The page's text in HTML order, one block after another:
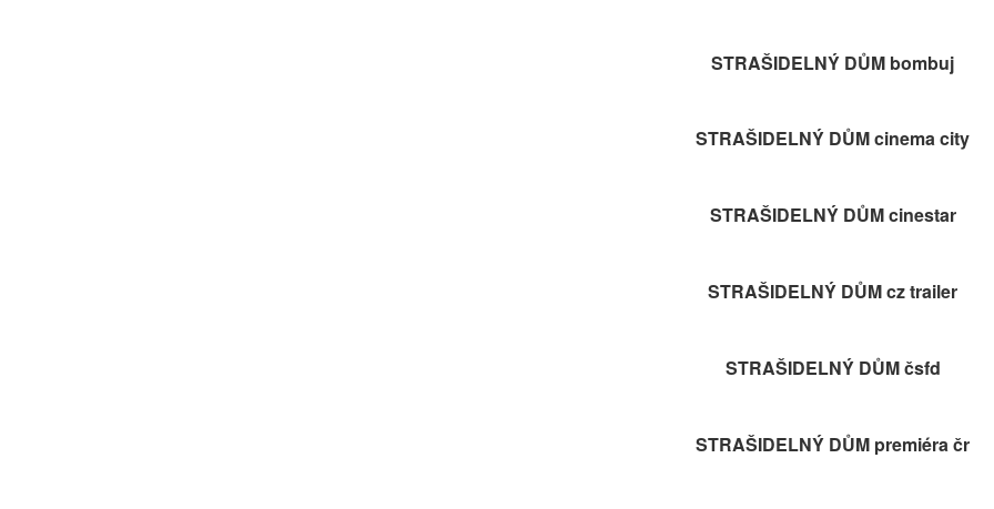
STRAŠIDELNÝ DŮM bombuj
STRAŠIDELNÝ DŮM cinema city
STRAŠIDELNÝ DŮM cinestar
STRAŠIDELNÝ DŮM cz trailer
STRAŠIDELNÝ DŮM čsfd
STRAŠIDELNÝ DŮM premiéra čr